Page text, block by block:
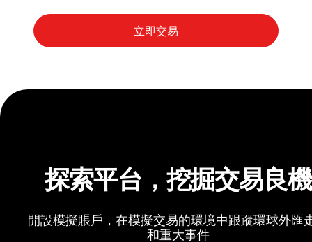
探索平台，挖掘交易良機
開設模擬賬戶，在模擬交易的環境中跟蹤環球外匯
和重大事件